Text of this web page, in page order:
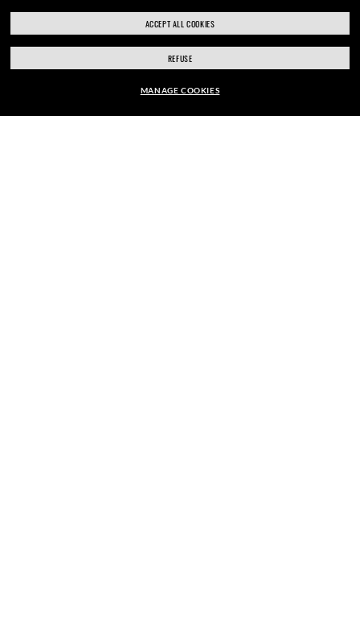
ONLINE KOPEN
ACCEPT ALL COOKIES
REFUSE
MANAGE COOKIES